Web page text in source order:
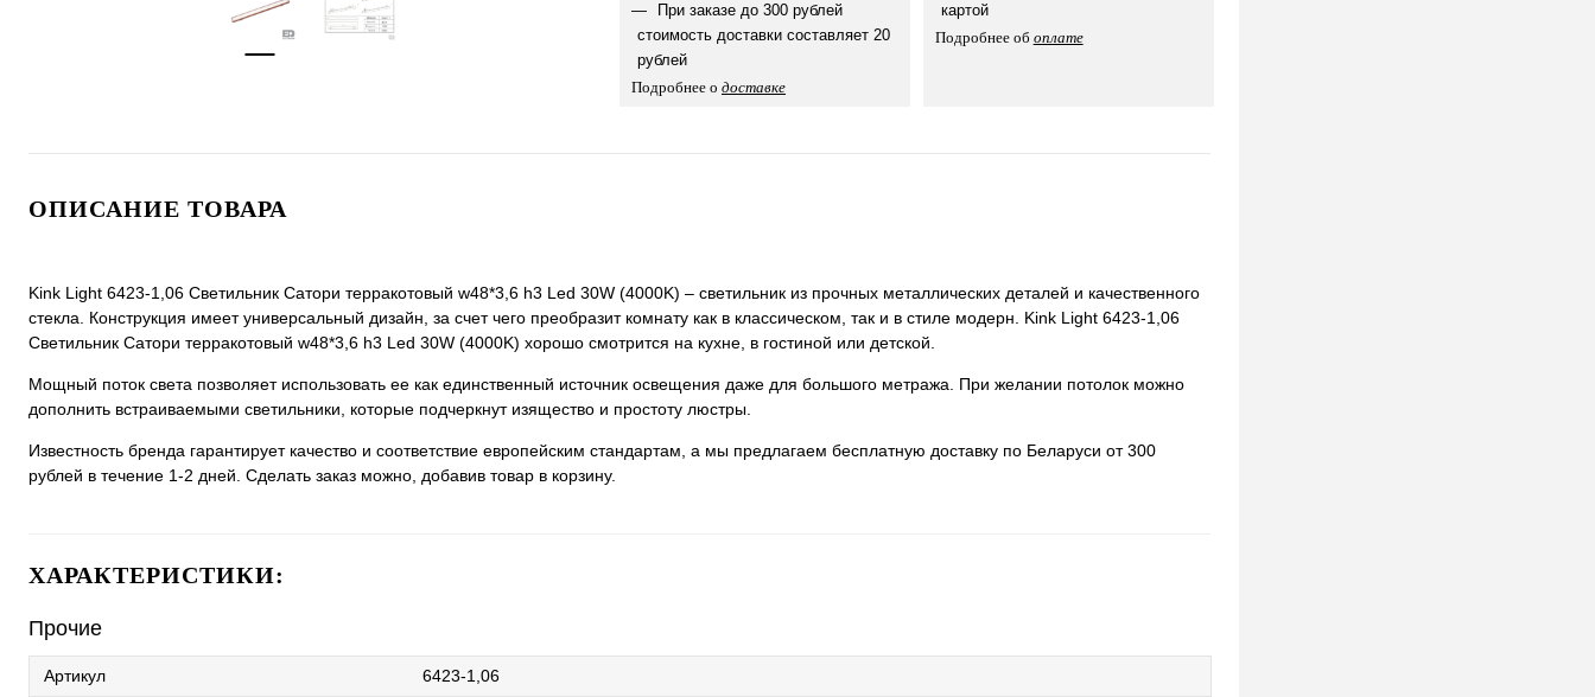
При заказе до 300 рублей
стоимость доставки составляет 20
рублей
Подробнее о доставке
картой
Подробнее об оплате
ОПИСАНИЕ ТОВАРА
Kink Light 6423-1,06 Светильник Сатори терракотовый w48*3,6 h3 Led 30W (4000K) – светильник из прочных металлических деталей и качественного
стекла. Конструкция имеет универсальный дизайн, за счет чего преобразит комнату как в классическом, так и в стиле модерн. Kink Light 6423-1,06
Светильник Сатори терракотовый w48*3,6 h3 Led 30W (4000K) хорошо смотрится на кухне, в гостиной или детской.
Мощный поток света позволяет использовать ее как единственный источник освещения даже для большого метража. При желании потолок можно
дополнить встраиваемыми светильники, которые подчеркнут изящество и простоту люстры.
Известность бренда гарантирует качество и соответствие европейским стандартам, а мы предлагаем бесплатную доставку по Беларуси от 300
рублей в течение 1-2 дней. Сделать заказ можно, добавив товар в корзину.
ХАРАКТЕРИСТИКИ:
Прочие
Артикул 6423-1,06